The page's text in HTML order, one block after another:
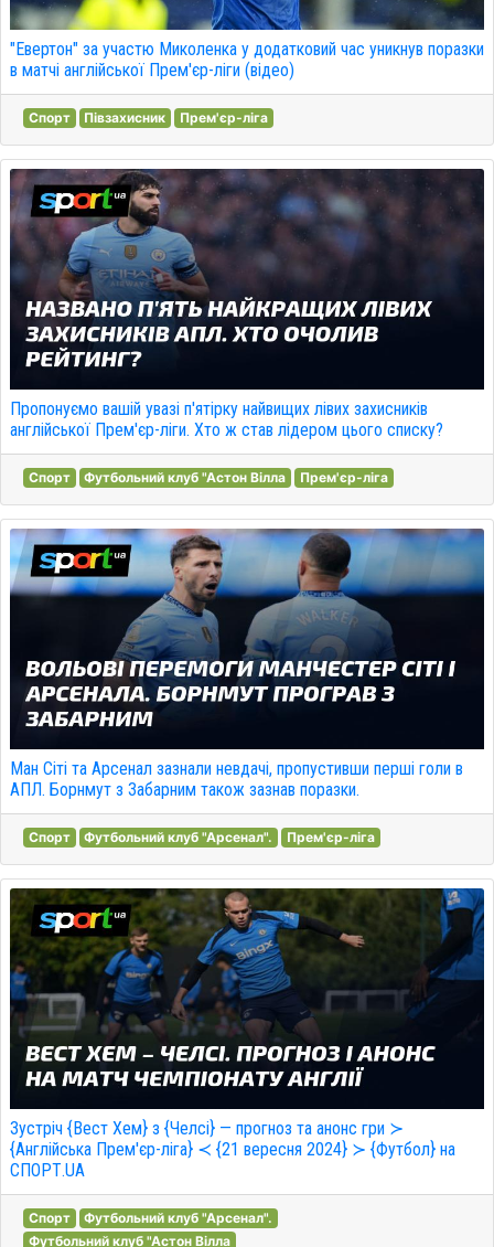
"Евертон" за участю Миколенка у додатковий час уникнув поразки
в матчі англійської Прем'єр-ліги (відео)
Спорт Півзахисник Прем'єр-ліга
Пропонуємо вашій увазі п'ятірку найвищих лівих захисників
англійської Прем'єр-ліги. Хто ж став лідером цього списку?
Спорт Футбольний клуб "Астон Вілла Прем'єр-ліга
Ман Сіті та Арсенал зазнали невдачі, пропустивши перші голи в
АПЛ. Борнмут з Забарним також зазнав поразки.
Спорт Футбольний клуб "Арсенал". Прем'єр-ліга
Зустріч {Вест Хем} з {Челсі} — прогноз та анонс гри ≻
{Англійська Прем'єр-ліга} ≺ {21 вересня 2024} ≻ {Футбол} на
СПОРТ.UA
Спорт
Футбольний клуб "Арсенал".
Футбольний клуб "Астон Вілла